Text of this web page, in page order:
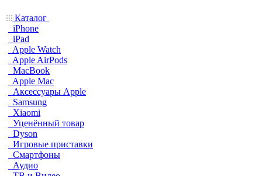
Каталог
iPhone
iPad
Apple Watch
Apple AirPods
MacBook
Apple Mac
Аксессуары Apple
Samsung
Xiaomi
Уценённый товар
Dyson
Игровые приставки
Смартфоны
Аудио